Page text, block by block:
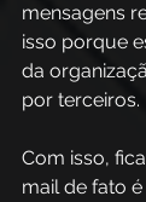
mensagens
isso porque
da
por terceiros.
Com isso,
mail de fato